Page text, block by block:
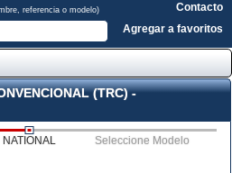
referencia o modelo)
Contacto
Agregar a favoritos
(TRC) -
NATIONAL Seleccione Modelo